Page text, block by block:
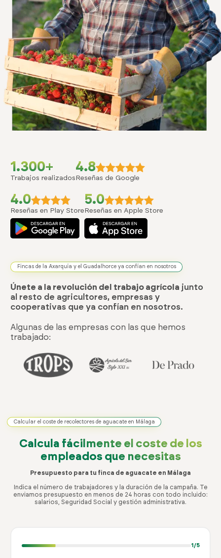
1.300+
Trabajos realizados
4.8
Reseñas de Google
4.0
Reseñas en Play Store
5.0
Reseñas en Apple Store
Fincas de la Axarquía y el Guadalhorce ya confían en nosotros
Únete a la revolución del trabajo agrícola junto
al resto de agricultores, empresas y
cooperativas que ya confían en nosotros.
Algunas de las empresas con las que hemos
trabajado:
Calcular el coste de recolectores de aguacate en Málaga
Calcula fácilmente el coste de los
empleados que necesitas
Presupuesto para tu finca de aguacate en Málaga
Indica el número de trabajadores y la duración de la campaña. Te
enviamos presupuesto en menos de 24 horas con todo incluido:
salarios, Seguridad Social y gestión administrativa.
1 /5